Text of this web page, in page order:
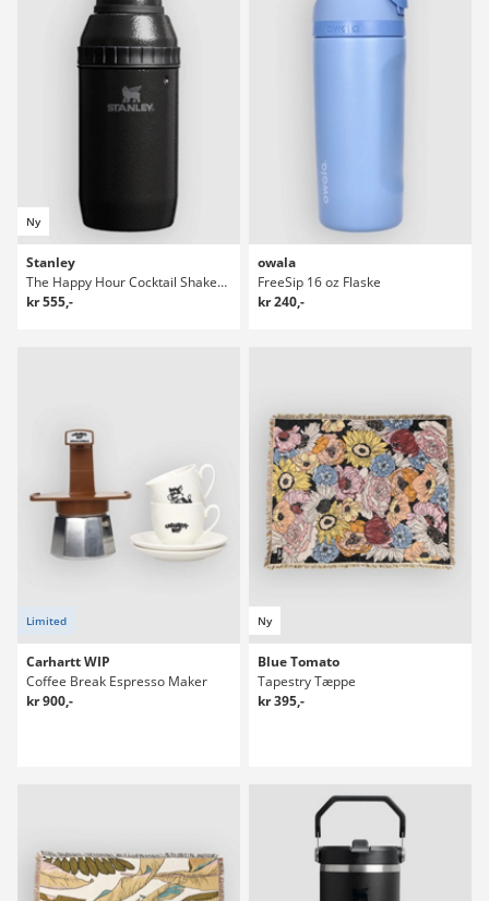
Ny
Stanley
The Happy Hour Cocktail Shaker Set Flaske
kr 555,-
owala
FreeSip 16 oz Flaske
kr 240,-
Limited
Carhartt WIP
Coffee Break Espresso Maker
kr 900,-
Ny
Blue Tomato
Tapestry Tæppe
kr 395,-